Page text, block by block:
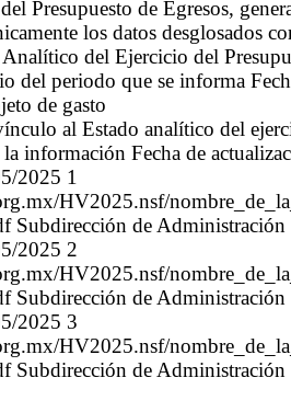
Presupuesto de Egresos,
los datos desglosados
del Ejercicio del
del periodo que se informa
de gasto
al Estado analítico del
información Fecha de
2025 1
HV2025.nsf/
Subdirección de
2025 2
HV2025.nsf/
Subdirección de
2025 3
HV2025.nsf/
Subdirección de